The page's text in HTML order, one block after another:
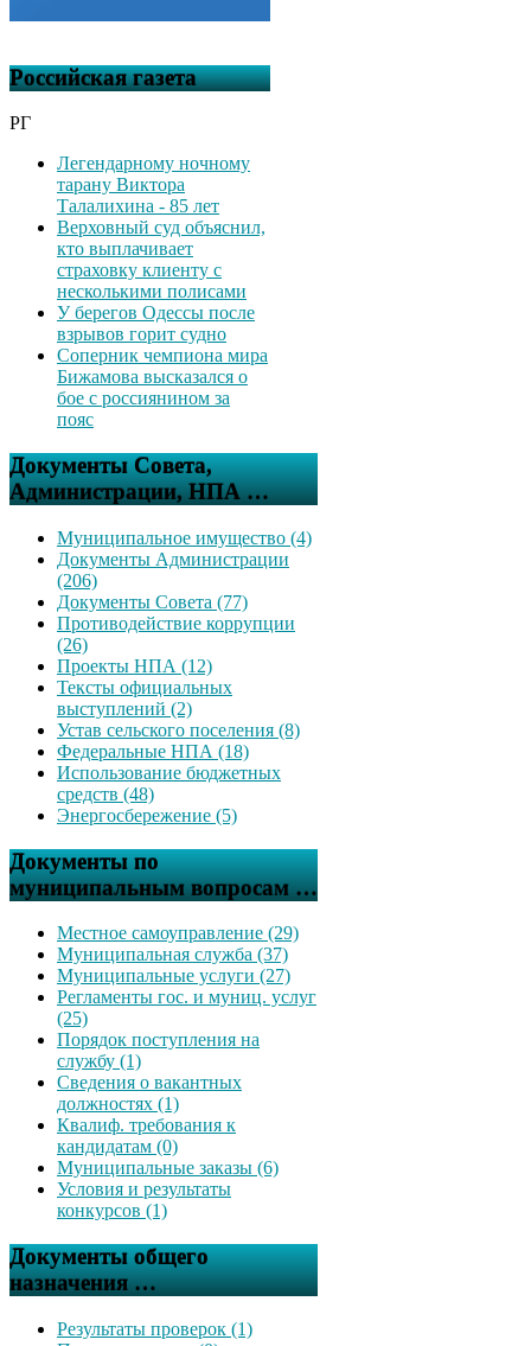
Российская газета
РГ
Легендарному ночному
тарану Виктора
Талалихина - 85 лет
Верховный суд объяснил,
кто выплачивает
страховку клиенту с
несколькими полисами
У берегов Одессы после
взрывов горит судно
Соперник чемпиона мира
Бижамова высказался о
бое с россиянином за
пояс
Документы Совета,
Администрации, НПА …
Муниципальное имущество (4)
Документы Администрации
(206)
Документы Совета (77)
Противодействие коррупции
(26)
Проекты НПА (12)
Тексты официальных
выступлений (2)
Устав сельского поселения (8)
Федеральные НПА (18)
Использование бюджетных
средств (48)
Энергосбережение (5)
Документы по
муниципальным вопросам …
Местное самоуправление (29)
Муниципальная служба (37)
Муниципальные услуги (27)
Регламенты гос. и муниц. услуг
(25)
Порядок поступления на
службу (1)
Сведения о вакантных
должностях (1)
Квалиф. требования к
кандидатам (0)
Муниципальные заказы (6)
Условия и результаты
конкурсов (1)
Документы общего
назначения …
Результаты проверок (1)